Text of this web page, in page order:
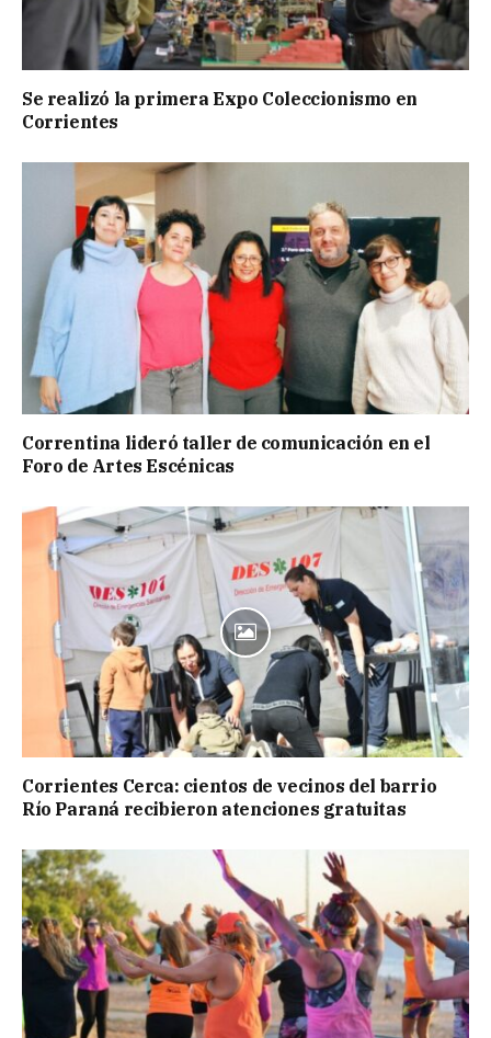
Se realizó la primera Expo Coleccionismo en
Corrientes
Correntina lideró taller de comunicación en el
Foro de Artes Escénicas
Corrientes Cerca: cientos de vecinos del barrio
Río Paraná recibieron atenciones gratuitas